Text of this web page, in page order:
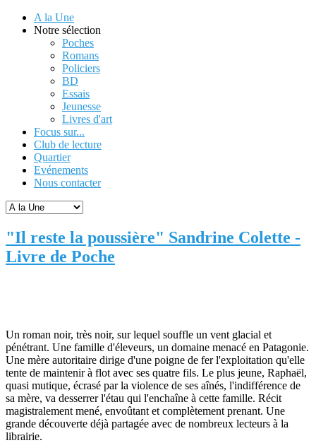
A la Une
Notre sélection
Poches
Romans
Policiers
BD
Essais
Jeunesse
Livres d'art
Focus sur...
Club de lecture
Quartier
Evénements
Nous contacter
"Il reste la poussière" Sandrine Colette -
Livre de Poche
Un roman noir, très noir, sur lequel souffle un vent glacial et
pénétrant. Une famille d'éleveurs, un domaine menacé en Patagonie.
Une mère autoritaire dirige d'une poigne de fer l'exploitation qu'elle
tente de maintenir à flot avec ses quatre fils. Le plus jeune, Raphaël,
quasi mutique, écrasé par la violence de ses aînés, l'indifférence de
sa mère, va desserrer l'étau qui l'enchaîne à cette famille. Récit
magistralement mené, envoûtant et complètement prenant. Une
grande découverte déjà partagée avec de nombreux lecteurs à la
librairie.